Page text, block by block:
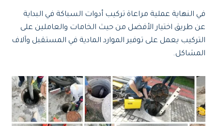
في النهاية عملية مراعاة تركيب أدوات السباكة في البداية
عن طريق اختيار الأفضل من حيث الخامات والعاملين على
التركيب يعمل على توفير الموارد المادية في المستقبل وآلاف
المشاكل.